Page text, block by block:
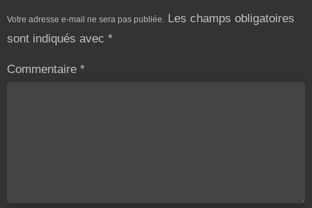
Votre adresse e-mail ne sera pas publiée. Les champs obligatoires
sont indiqués avec *
Commentaire *